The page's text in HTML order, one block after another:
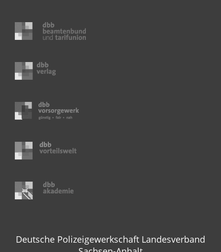
Deutsche Polizeigewerkschaft Landesverband